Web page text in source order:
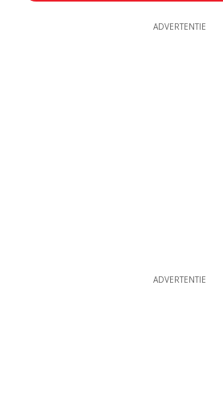
ADVERTENTIE
ADVERTENTIE